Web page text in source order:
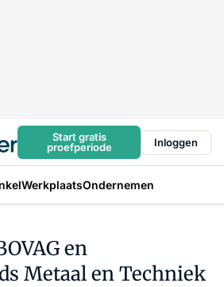
Start gratis
proefperiode
Inloggen
WerkplaatsOndernemen
en
Metaal en Techniek